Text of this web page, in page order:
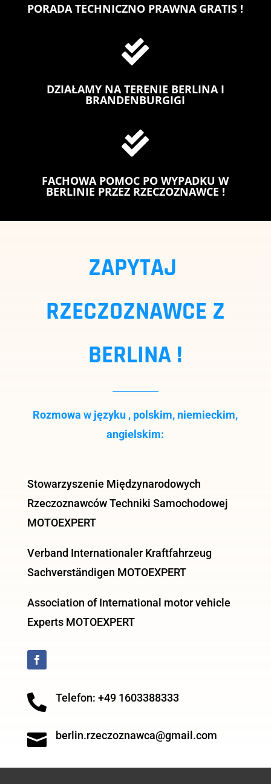
PORADA TECHNICZNO PRAWNA GRATIS !

DZIAŁAMY NA TERENIE BERLINA I
BRANDENBURGIGI

FACHOWA POMOC PO WYPADKU W
BERLINIE PRZEZ RZECZOZNAWCE !
ZAPYTAJ
RZECZOZNAWCE Z
BERLINA !
Rozmowa w języku , polskim, niemieckim,
angielskim:
Stowarzyszenie Międzynarodowych
Rzeczoznawców Techniki Samochodowej
MOTOEXPERT
Verband Internationaler Kraftfahrzeug
Sachverständigen MOTOEXPERT
Association of International motor vehicle
Experts MOTOEXPERT
 Telefon: +49 1603388333
 berlin.rzeczoznawca@gmail.com